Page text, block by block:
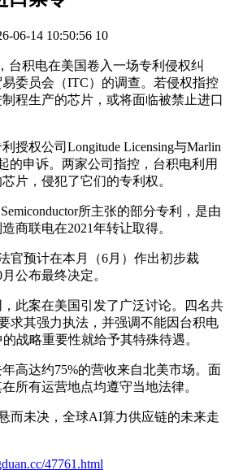
06-14 10:50:56 10
台积电在美国卷入一场专利侵权纠
委员会（ITC）的调查。若侵权指控
程生产的芯片，或将面临被禁止进口
授权公司Longitude Licensing与Marlin
的申诉。两家公司指控，台积电利用
片，侵犯了它们的专利权。
所主张的部分专利，是由
商联电在2021年转让取得。
官预计在本月（6月）作出初步裁
公布最终决定。
此案在美国引发了广泛讨论。四名共
求其强力执法，并强调不能因台积电
战略重要性就给予其特殊待遇。
高达约75%的营收来自北美市场。面
所有运营地点均遵守当地法律。
而未决，全球AI算力供应链的未来走
47761.html